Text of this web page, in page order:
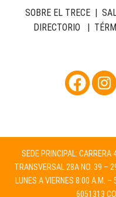
SOBRE EL TRECE|
DIRECTORIO |
SEDE PRINCIPAL:
TRANSVERSAL 28A NO. 39 –
LUNES A VIERNES 8:00 A.M. –
6051313